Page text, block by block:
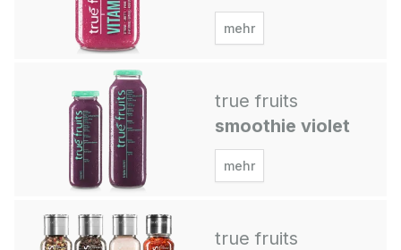
mehr
true fruits
smoothie violet
mehr
true fruits